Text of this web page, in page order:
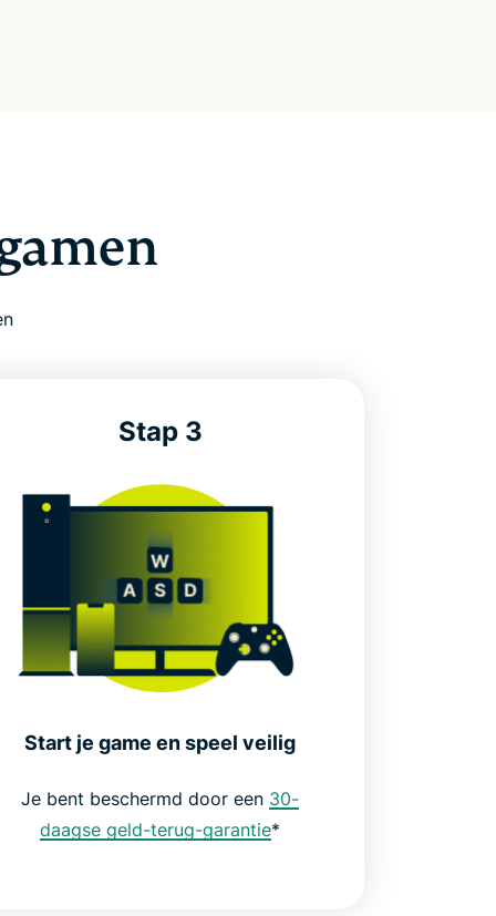
Stap 3
Start je game en speel veilig
Je bent beschermd door een 30-
daagse geld-terug-garantie*